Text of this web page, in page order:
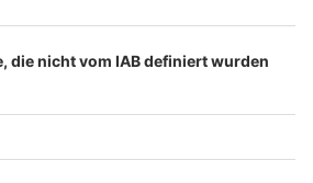
Datenschutz Impressum